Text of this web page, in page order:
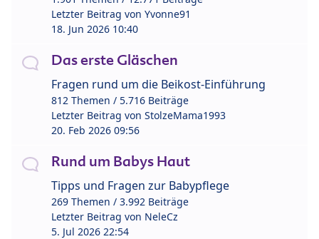
Letzter Beitrag von Yvonne91
18. Jun 2026 10:40
Das erste Gläschen
Fragen rund um die Beikost-Einführung
812 Themen / 5.716 Beiträge
Letzter Beitrag von StolzeMama1993
20. Feb 2026 09:56
Rund um Babys Haut
Tipps und Fragen zur Babypflege
269 Themen / 3.992 Beiträge
Letzter Beitrag von NeleCz
5. Jul 2026 22:54